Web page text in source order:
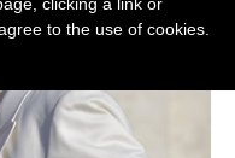
to the use of cookies.